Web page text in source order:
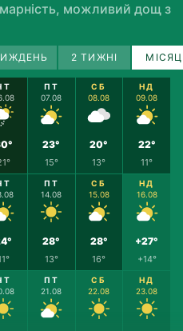
можливий дощ з
2 ТИЖНІ
ПТ
07.08
23°
15°
СБ
08.08
20°
13°
НД
09.08
22°
11°
ПТ
14.08
28°
13°
СБ
15.08
28°
16°
НД
16.08
+27°
+14°
ПТ
21.08
СБ
22.08
НД
23.08